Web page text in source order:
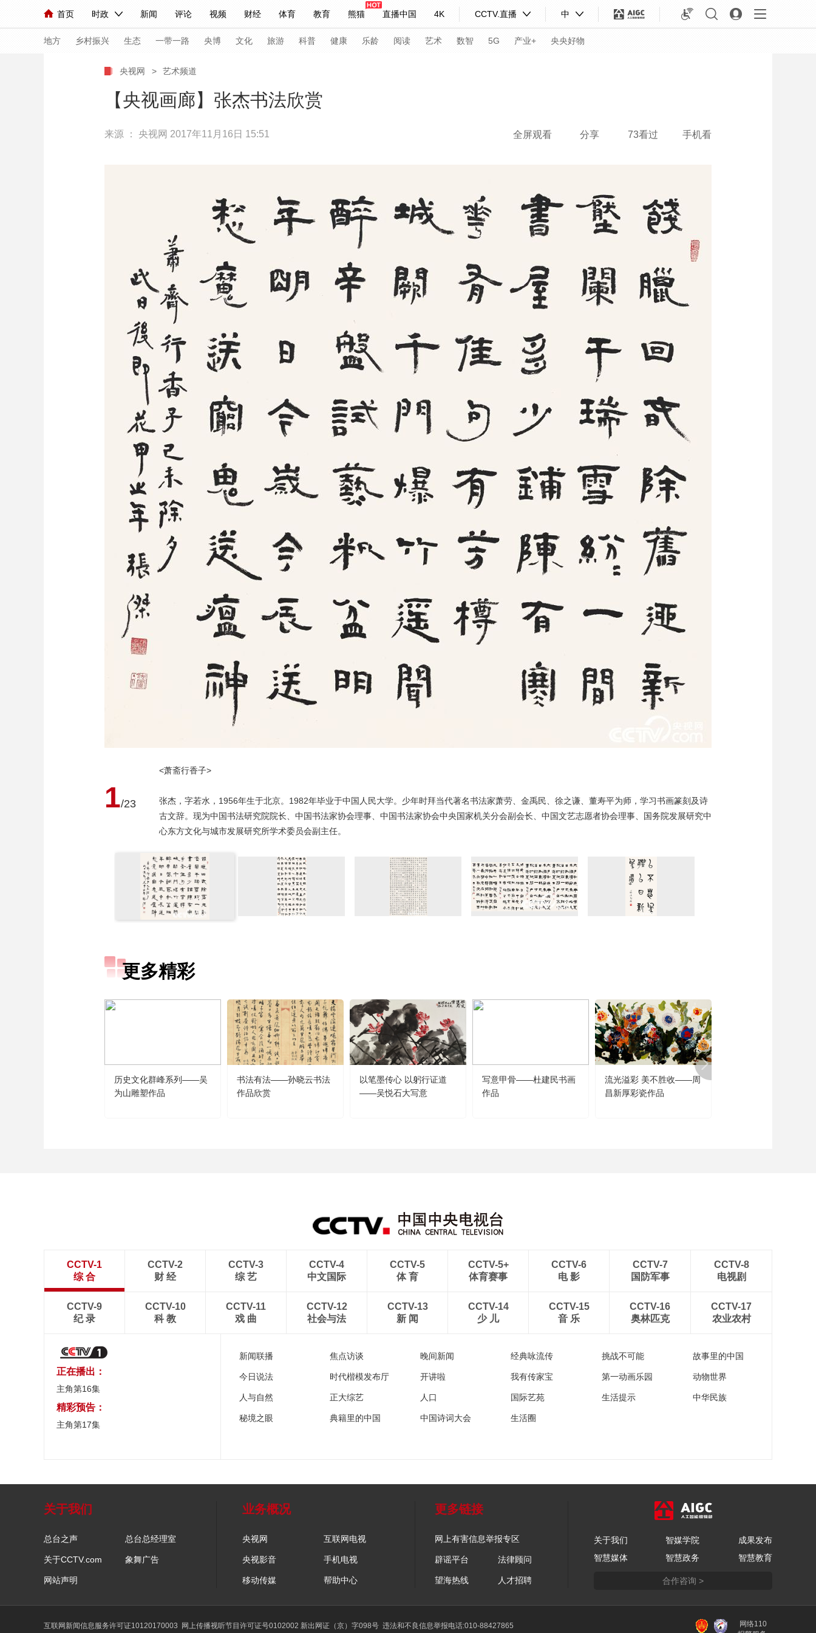
首页 时政 新闻 评论 视频 财经 体育 教育 熊猫 直播中国 4K CCTV.直播 中
人民领袖习近平 联播+ 中国领导人 央视快评 习式妙语 热解读 天天学习
直播 栏目大全 节目单 听音 微视频 主持人 下载央视影音
海外频道 iPanda English Монгол
地方 乡村振兴 生态 一带一路 央博 文化 旅游 科普 健康 乐龄 阅读 艺术 数智 5G 产业+ 央央好物
国内 国际 评论 经济 军事
蓝海中国 新兵请入列 人生第一次 人生第二次
2026年世界杯 2026年冬奥会 NBA 国际足球
CCTV奥林匹克频道 生活体育大会 文化体育
乡村振兴 生态环境 一带一路 央博 非遗 文化 旅游 科普 健康 乐龄 阅读 汽车 数智 5G
大国展会 大国保险 云顶对话
直播 节目单
央视网 > 艺术频道
【央视画廊】张杰书法欣赏
来源 ： 央视网 2017年11月16日 15:51 全屏观看 分享 73看过 手机看
1/23
<萧斋行香子>
张杰，字若水，1956年生于北京。1982年毕业于中国人民大学。少年时拜当代著名书法家萧劳、金禹民、徐之谦、董寿平为师，学习书画篆刻及诗
古文辞。现为中国书法研究院院长、中国书法家协会理事、中国书法家协会中央国家机关分会副会长、中国文艺志愿者协会理事、国务院发展研究中
心东方文化与城市发展研究所学术委员会副主任。
更多精彩
历史文化群峰系列——吴
为山雕塑作品
书法有法——孙晓云书法
作品欣赏
以笔墨传心 以躬行证道
——吴悦石大写意
写意甲骨——杜建民书画
作品
流光溢彩 美不胜收——周
昌新厚彩瓷作品
CCTV-1
综 合
CCTV-2
财 经
CCTV-3
综 艺
CCTV-4
中文国际
CCTV-5
体 育
CCTV-5+
体育赛事
CCTV-6
电 影
CCTV-7
国防军事
CCTV-8
电视剧
CCTV-9
纪 录
CCTV-10
科 教
CCTV-11
戏 曲
CCTV-12
社会与法
CCTV-13
新 闻
CCTV-14
少 儿
CCTV-15
音 乐
CCTV-16
奥林匹克
CCTV-17
农业农村
正在播出：
主角第16集
精彩预告：
主角第17集
新闻联播 焦点访谈 晚间新闻 经典咏流传 挑战不可能 故事里的中国
今日说法 时代楷模发布厅 开讲啦 我有传家宝 第一动画乐园 动物世界
人与自然 正大综艺 人口 国际艺苑 生活提示 中华民族
秘境之眼 典籍里的中国 中国诗词大会 生活圈
关于我们
总台之声 总台总经理室
关于CCTV.com 象舞广告
网站声明
业务概况
央视网 互联网电视
央视影音 手机电视
移动传媒 帮助中心
更多链接
网上有害信息举报专区
辟谣平台 法律顾问
望海热线 人才招聘
关于我们 智媒学院
成果发布
智慧媒体
智慧政务 智慧教育
合作咨询 >
互联网新闻信息服务许可证10120170003 网上传播视听节目许可证号0102002 新出网证（京）字098号 违法和不良信息举报电话:010-88427865
网络110